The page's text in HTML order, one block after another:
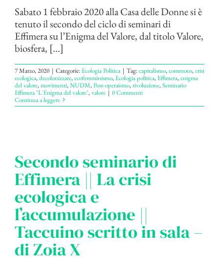
Sabato 1 febbraio 2020 alla Casa delle Donne si è
tenuto il secondo del ciclo di seminari di
Effimera su l’Enigma del Valore, dal titolo Valore,
biosfera, [...]
7 Marzo, 2020 | Categorie:Ecologia Politica | Tag:capitalismo,commons,crisi
ecologica,decolonizzare,ecofemminismo,Ecologia politica,Effimera,enigma
del valore,movimenti,NUDM,Post-operaismo,rivoluzione,Seminario
Effimera "L'Enigma del valore",valore | 0 Commenti
Continua a leggere
Secondo seminario di
Effimera || La crisi
ecologica e
l’accumulazione ||
Taccuino scritto in sala –
di Zoia X